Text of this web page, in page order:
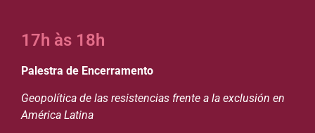
17h às 18h
Palestra de Encerramento
Geopolítica de las resistencias frente a la exclusión en
América Latina